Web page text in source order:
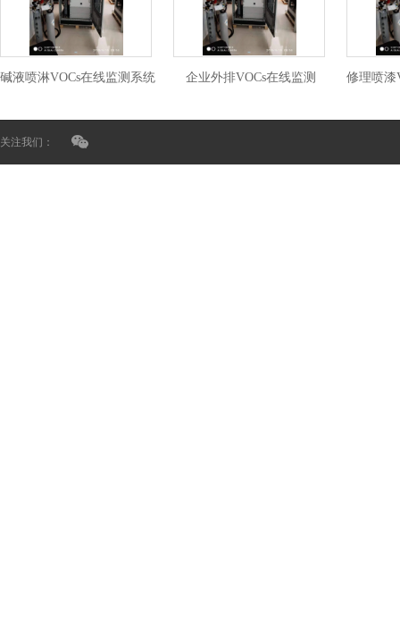
碱液喷淋VOCs在线监测系统 企业外排VOCs在线监测 修理喷漆
关注我们：